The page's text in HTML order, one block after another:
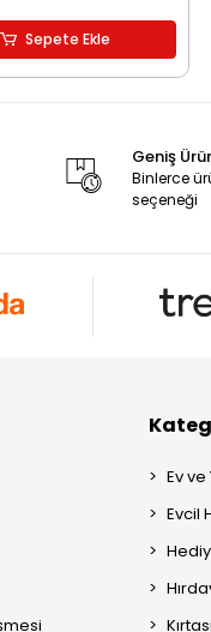
Sepete Ekle
Geniş
Binlerce
seçeneği
Ev
Evcil